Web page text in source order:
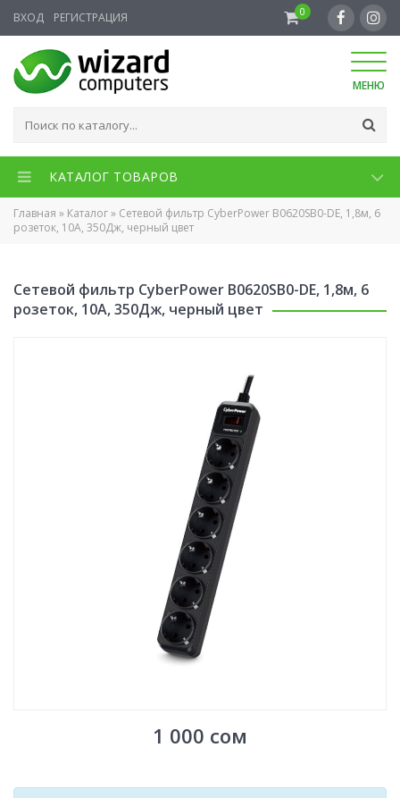
ВХОД РЕГИСТРАЦИЯ 0
МЕНЮ
КАТАЛОГ ТОВАРОВ
Главная » Каталог» Сетевой фильтр CyberPower B0620SB0-DE, 1,8м, 6
розеток, 10А, 350Дж, черный цвет
Сетевой фильтр CyberPower B0620SB0-DE, 1,8м, 6
розеток, 10А, 350Дж, черный цвет
1 000 сом